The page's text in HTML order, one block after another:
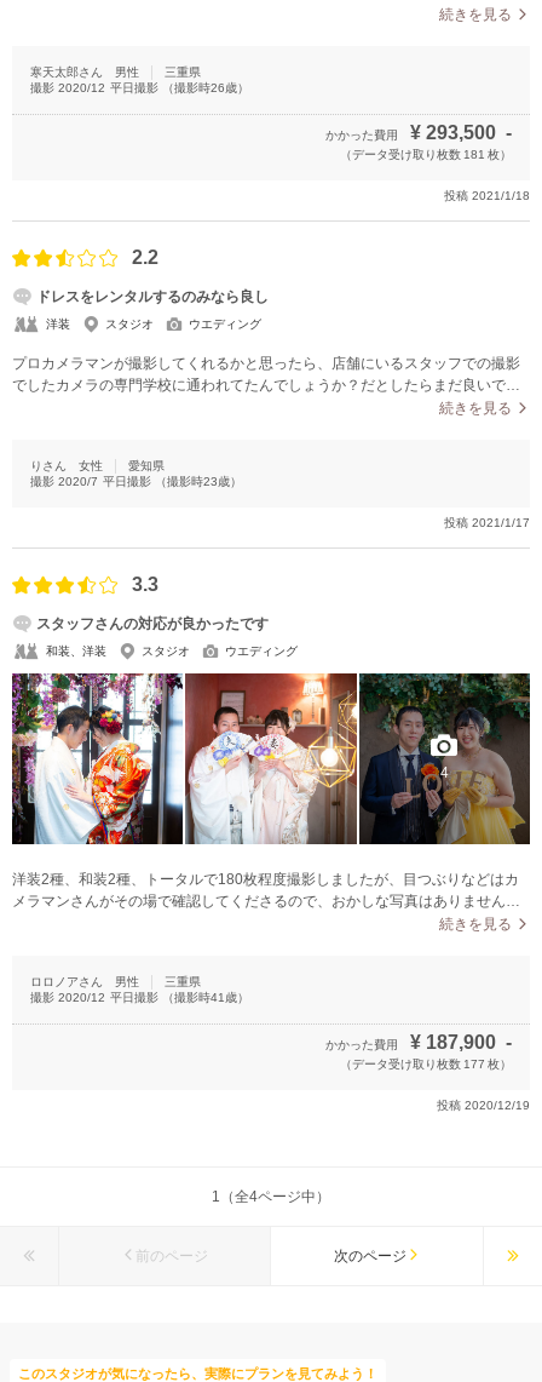
続きを見る
寒天太郎さん 男性
三重県
撮影 2020/12 平日撮影 （撮影時26歳）
かかった費用 ¥ 293,500 -
（データ受け取り枚数 181 枚）
投稿 2021/1/18
2.2
ドレスをレンタルするのみなら良し
洋装 スタジオ ウエディング
プロカメラマンが撮影してくれるかと思ったら、店舗にいるスタッフでの撮影
でしたカメラの専門学校に通われてたんでしょうか？だとしたらまだ良いです
が、そうでなければちょっと…と思いました撮影中のシャッターを切る速度は
知り合いも複数居るため撮影に関しては慣れていたり知識がある程度ある身で
したが、あまり出しゃばるのは良くないと思い撮影中は何も言いませんでし
た。撮り終えた写真を見てやはり違和感、不自然…コロナの影響でかなりの期
微妙でした…撮り直せるなら今すぐにでも撮り直したいと思うレベルでした後
影お願いした方が余程良い物を残せたな〜と思いました
続きを見る
りさん 女性
愛知県
撮影 2020/7 平日撮影 （撮影時23歳）
投稿 2021/1/17
3.3
スタッフさんの対応が良かったです
和装、洋装 スタジオ ウエディング
4
洋装2種、和装2種、トータルで180枚程度撮影しましたが、目つぶりなどはカ
メラマンさんがその場で確認してくださるので、おかしな写真はありませんで
した。ポーズ、構図などすべておまかせで、指示されるままに撮影しました
続きを見る
ロロノアさん 男性
三重県
撮影 2020/12 平日撮影 （撮影時41 歳）
かかった費用 ¥ 187,900 -
（データ受け取り枚数 177 枚）
投稿 2020/12/19
1（全4ページ中）
前のページ 次のページ
このスタジオが気になったら、実際にプランを見てみよう！